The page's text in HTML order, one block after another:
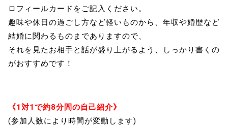
ロフィールカードをご記入ください。
趣味や休日の過ごし方など軽いものから、年収や婚歴など
結婚に関わるものまでありますので、
それを見たお相手と話が盛り上がるよう、しっかり書くの
がおすすめです！
《1対1で約8分間の自己紹介》
(参加人数により時間が変動します)